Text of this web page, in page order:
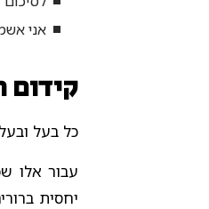
אני
קידום
כל בעל
עבור אלו
יחסית